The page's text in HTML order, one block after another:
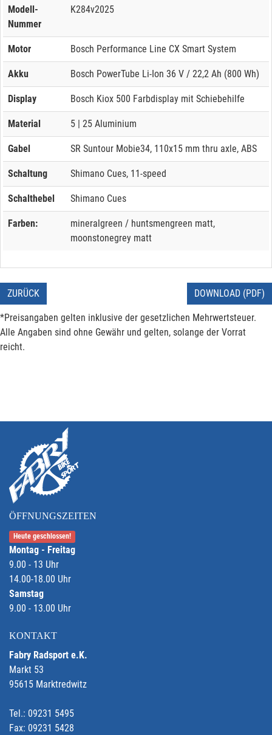
Modell-
Nummer
K284v2025
Motor Bosch Performance Line CX Smart System
Akku Bosch PowerTube Li-Ion 36 V / 22,2 Ah (800 Wh)
Display Bosch Kiox 500 Farbdisplay mit Schiebehilfe
Material 5 | 25 Aluminium
Gabel SR Suntour Mobie34, 110x15 mm thru axle, ABS
Schaltung Shimano Cues, 11-speed
Schalthebel Shimano Cues
Farben:
mineralgreen / huntsmengreen matt,
moonstonegrey matt
ZURÜCK DOWNLOAD (PDF)
*Preisangaben gelten inklusive der gesetzlichen Mehrwertsteuer.
Alle Angaben sind ohne Gewähr und gelten, solange der Vorrat
reicht.
ÖFFNUNGSZEITEN
Heute geschlossen!
Montag - Freitag
9.00 - 13 Uhr
14.00-18.00 Uhr
Samstag
9.00 - 13.00 Uhr
KONTAKT
Fabry Radsport e.K.
Markt 53
95615 Marktredwitz
Tel.: 09231 5495
Fax: 09231 5428